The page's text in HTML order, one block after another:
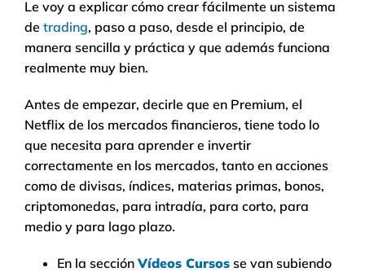
Le voy a explicar cómo crear fácilmente un sistema
de trading, paso a paso, desde el principio, de
manera sencilla y práctica y que además funciona
realmente muy bien.
Antes de empezar, decirle que en Premium, el
Netflix de los mercados financieros, tiene todo lo
que necesita para aprender e invertir
correctamente en los mercados, tanto en acciones
como de divisas, índices, materias primas, bonos,
criptomonedas, para intradía, para corto, para
medio y para lago plazo.
En la sección Vídeos Cursos se van subiendo